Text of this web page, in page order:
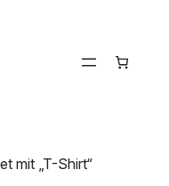
mit „T-Shirt“